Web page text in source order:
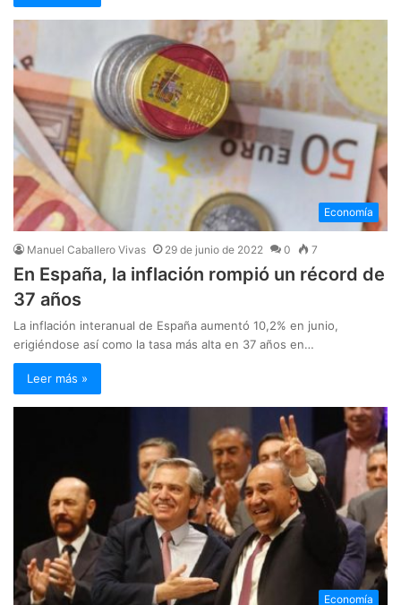
Economía
Manuel Caballero Vivas 29 de junio de 2022 0 7
En España, la inflación rompió un récord de
37 años
La inflación interanual de España aumentó 10,2% en junio,
erigiéndose así como la tasa más alta en 37 años en…
Leer más »
Economía